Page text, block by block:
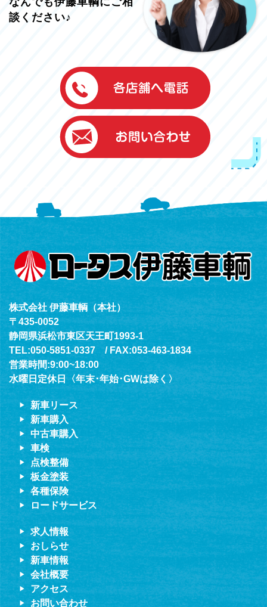
談ください♪
伊藤車輌（本社）
050-5851-0337
グッドワン浜松
050-5851-0338
浜北店
050-5851-0339
（年中無休24h対応）
株式会社 伊藤車輌（本社）
〒435-0052
静岡県浜松市東区天王町1993-1
TEL:050-5851-0337 / FAX:053-463-1834
営業時間:9:00~18:00
水曜日定休日〈年末･年始･GWは除く〉
新車リース
新車購入
中古車購入
車検
点検整備
板金塗装
各種保険
ロードサービス
求人情報
おしらせ
新車情報
会社概要
アクセス
お問い合わせ